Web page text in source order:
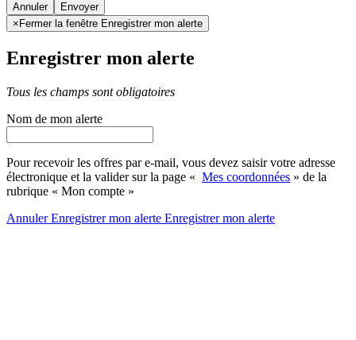
Annuler
× Fermer la fenêtre Enregistrer mon alerte
Enregistrer mon alerte
Tous les champs sont obligatoires
Nom de mon alerte
Pour recevoir les offres par e-mail, vous devez saisir votre adresse
électronique et la valider sur la page « Mes coordonnées » de la
rubrique « Mon compte »
AnnulerEnregistrer mon alerte Enregistrermon alerte